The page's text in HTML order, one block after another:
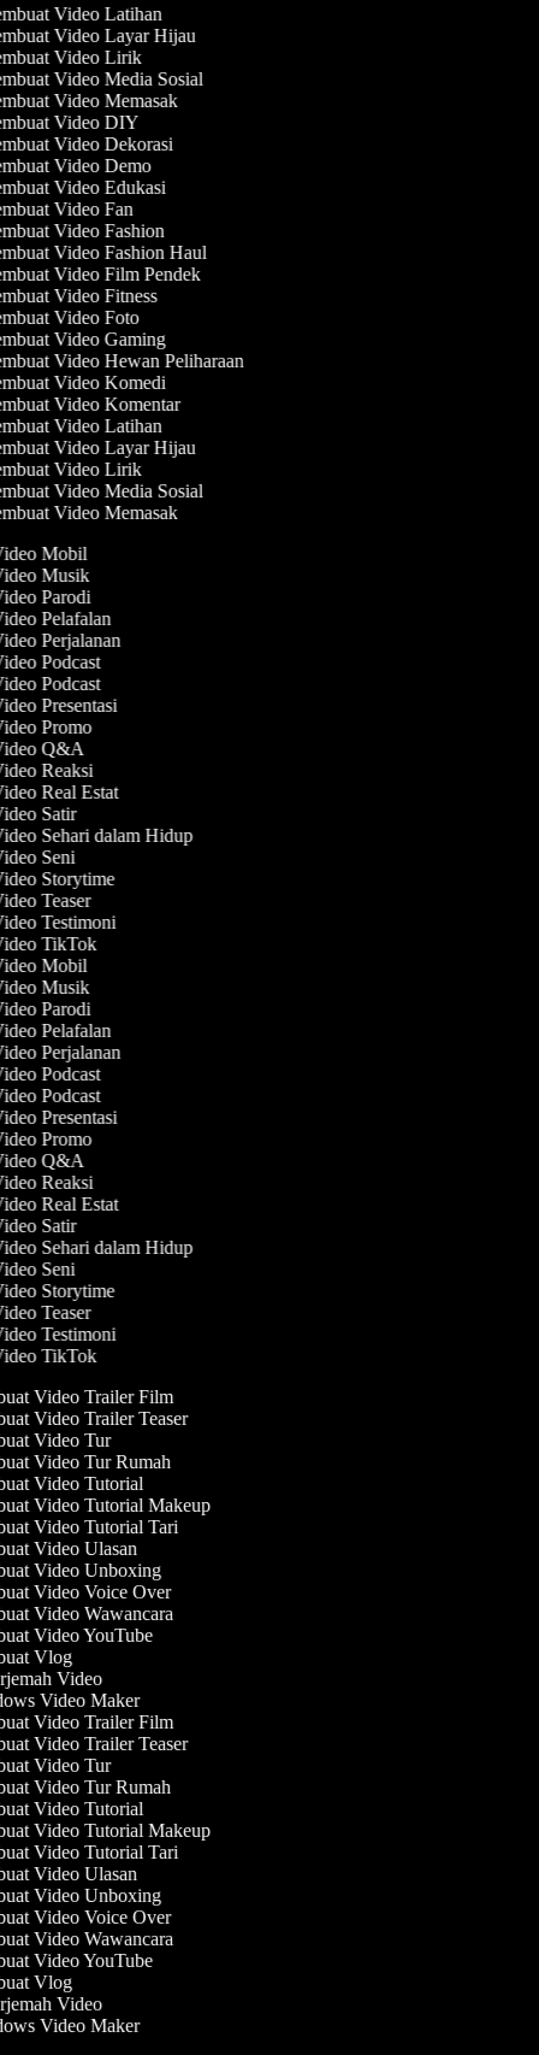
Video Latihan
Video Layar Hijau
Video Lirik
Video Media Sosial
Video Memasak
Video DIY
Video Dekorasi
Video Demo
Video Edukasi
Video Fan
Video Fashion
Video Fashion Haul
Video Film Pendek
Video Fitness
Video Foto
Video Gaming
Video Hewan Peliharaan
Video Komedi
Video Komentar
Video Latihan
Video Layar Hijau
Video Lirik
Video Media Sosial
Video Memasak
Mobil
Musik
Parodi
Pelafalan
Perjalanan
Podcast
Podcast
Presentasi
Promo
Q&A
Reaksi
Real Estat
Satir
Sehari dalam Hidup
Seni
Storytime
Teaser
Testimoni
TikTok
Mobil
Musik
Parodi
Pelafalan
Perjalanan
Podcast
Podcast
Presentasi
Promo
Q&A
Reaksi
Real Estat
Satir
Sehari dalam Hidup
Seni
Storytime
Teaser
Testimoni
TikTok
Video Trailer Film
Video Trailer Teaser
Video Tur
Video Tur Rumah
Video Tutorial
Video Tutorial Makeup
Video Tutorial Tari
Video Ulasan
Video Unboxing
Video Voice Over
Video Wawancara
Video YouTube
Vlog
Video
Video Maker
Video Trailer Film
Video Trailer Teaser
Video Tur
Video Tur Rumah
Video Tutorial
Video Tutorial Makeup
Video Tutorial Tari
Video Ulasan
Video Unboxing
Video Voice Over
Video Wawancara
Video YouTube
Vlog
Video
Video Maker